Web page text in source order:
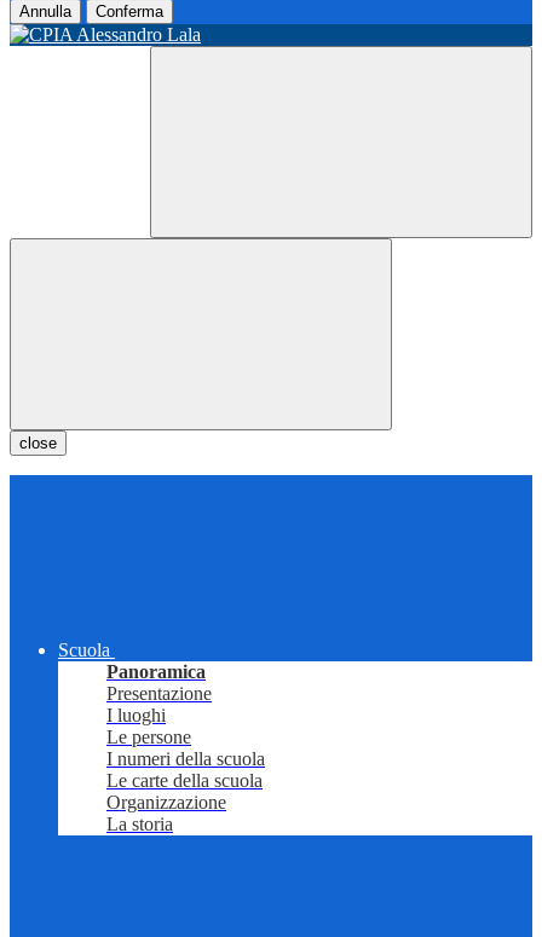
Annulla Conferma
close
Scuola
Panoramica
Presentazione
I luoghi
Le persone
I numeri della scuola
Le carte della scuola
Organizzazione
La storia